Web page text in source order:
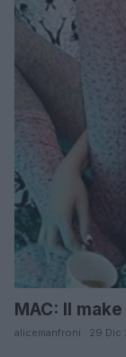
MAC: Il
alicemanfroni · 29 Dic